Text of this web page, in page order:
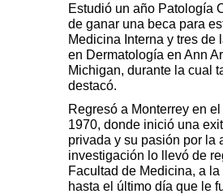
Estudió un año Patología
de ganar una beca para
Medicina Interna y tres de
en Dermatología en Ann
Michigan, durante la cual
destacó.
Regresó a Monterrey en
1970, donde inició una
privada y su pasión por la
investigación lo llevó de
Facultad de Medicina, a
hasta el último día que le